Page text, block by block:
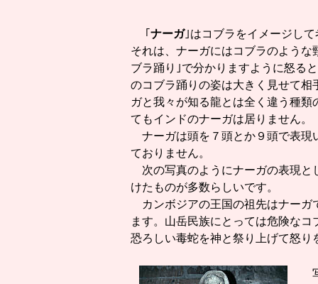
｢ ナーガ｣はコブラをイメージし
それは、ナーガにはコブラのよう
ブラ踊り｣で分かりますように怒る
のコブラ踊りの姿は大きく見せて
ガと我々が知る龍とは全く違う種
てもインドのナーガは居りません
ナーガは頭を７頭とか９頭で表現
ておりません。
次の写真のようにナーガの表現と
けたものが多数らし
カンボジアの王国の祖先はナーガ
ます。山岳民族にとっては危険な
恐ろしい毒蛇を神と祭り上げて怒